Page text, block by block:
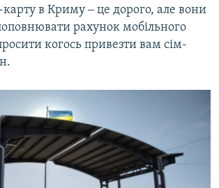
карту в Криму ‒ це дорого, але вони
рахунок мобільного
когось привезти вам сім-